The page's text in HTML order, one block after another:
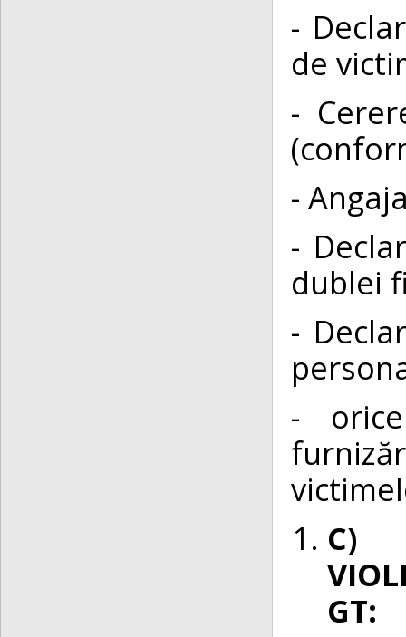
-
de
-
-
-
dublei
-
-
C)
GT: